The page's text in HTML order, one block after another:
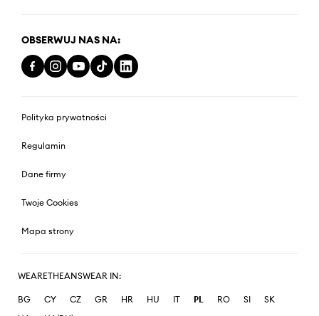
OBSERWUJ NAS NA:
Polityka prywatności
Regulamin
Dane firmy
Twoje Cookies
Mapa strony
WEARETHEANSWEAR IN:
BG CY CZ GR HR HU IT PL RO SI
SK